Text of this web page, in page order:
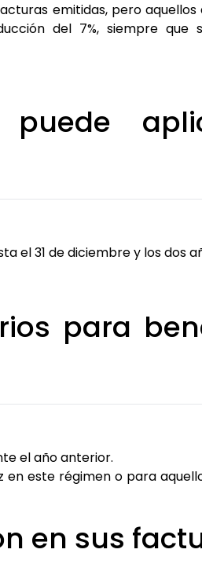
emitidas, pero
del 7%, siempre que
el 31 de diciembre y los dos
para
el año anterior.
este régimen o para
en sus